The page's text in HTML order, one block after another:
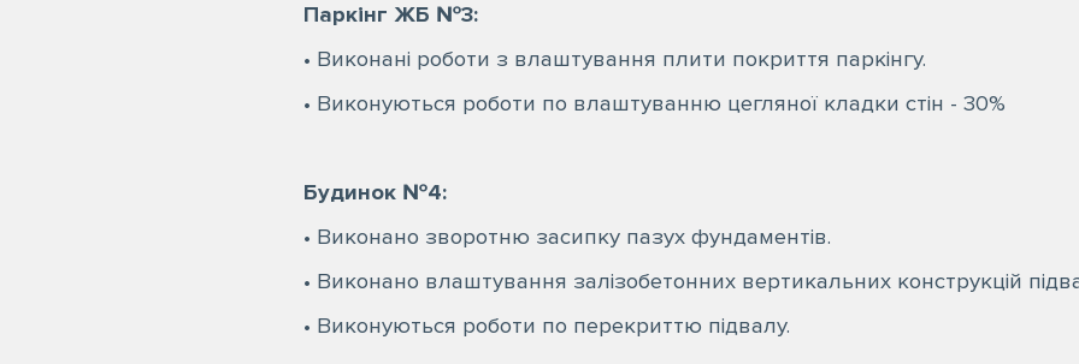
Паркінг ЖБ №3:
• Виконані роботи з влаштування плити покриття паркінгу.
• Виконуються роботи по влаштуванню цегляної кладки стін - 30%
Будинок №4:
• Виконано зворотню засипку пазух фундаментів.
• Виконано влаштування залізобетонних вертикальних конструкцій
• Виконуються роботи по перекриттю підвалу.